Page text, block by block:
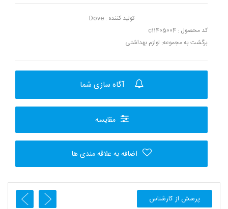
تولید کننده : Dove
کد محصول : c11405004
برگشت به مجموعه: لوازم بهداشتی
آگاه سازی شما
مقایسه
اضافه به علاقه مندی ها
پرسش از کارشناس